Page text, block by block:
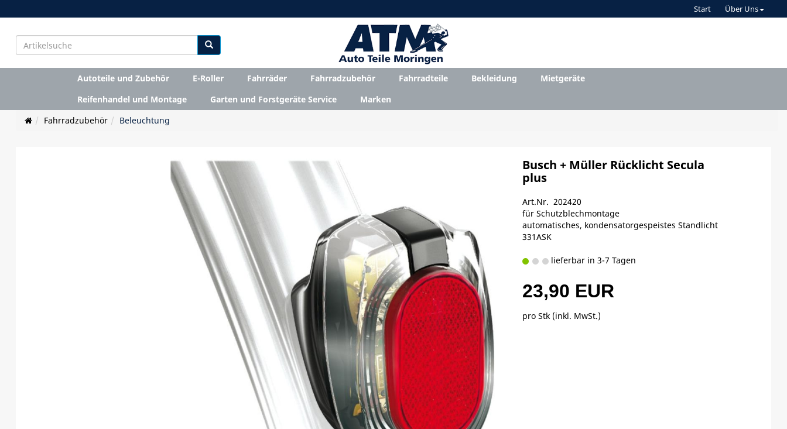
Start Über Uns
Autoteile und Zubehör E-Roller Fahrräder Fahrradzubehör Fahrradteile Bekleidung
Mietgeräte
Reifenhandel und Montage
Garten und Forstgeräte Service
Marken
Fahrradzubehör
Beleuchtung
Busch + Müller Rücklicht Secula
plus
Art.Nr. 202420
für Schutzblechmontage
automatisches, kondensatorgespeistes Standlicht
331ASK
lieferbar in 3-7 Tagen
23,90 EUR
pro Stk (inkl. MwSt.)